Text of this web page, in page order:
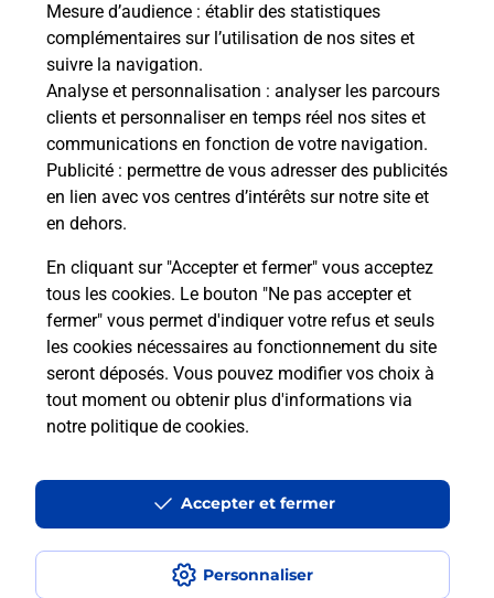
Mesure d’audience : établir des statistiques
complémentaires sur l’utilisation de nos sites et
suivre la navigation.
Analyse et personnalisation : analyser les parcours
clients et personnaliser en temps réel nos sites et
communications en fonction de votre navigation.
Publicité : permettre de vous adresser des publicités
en lien avec vos centres d’intérêts sur notre site et
en dehors.
En cliquant sur "Accepter et fermer" vous acceptez
tous les cookies. Le bouton "Ne pas accepter et
fermer" vous permet d'indiquer votre refus et seuls
les cookies nécessaires au fonctionnement du site
seront déposés. Vous pouvez modifier vos choix à
tout moment ou obtenir plus d'informations via
notre politique de cookies.
Personnaliser
Accepter et fermer
Comment fonctionne la
téléassistance classique ?
Comment est installée la
téléassistance classique ?
Localiser Liste
Liste - téléassistance
Haute-Marne - téléassistance
Bourbonne Les Bains - téléassistance
Accessibilité : partiellement conforme
Conditions contractuelles